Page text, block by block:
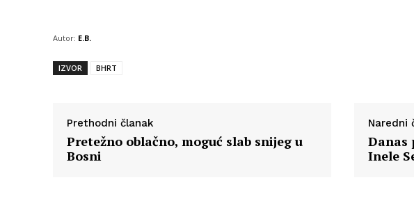
Autor: E.B.
IZVOR BHRT
Prethodni članak
Pretežno oblačno, moguć slab snijeg u
Bosni
Naredni
Danas
Inele